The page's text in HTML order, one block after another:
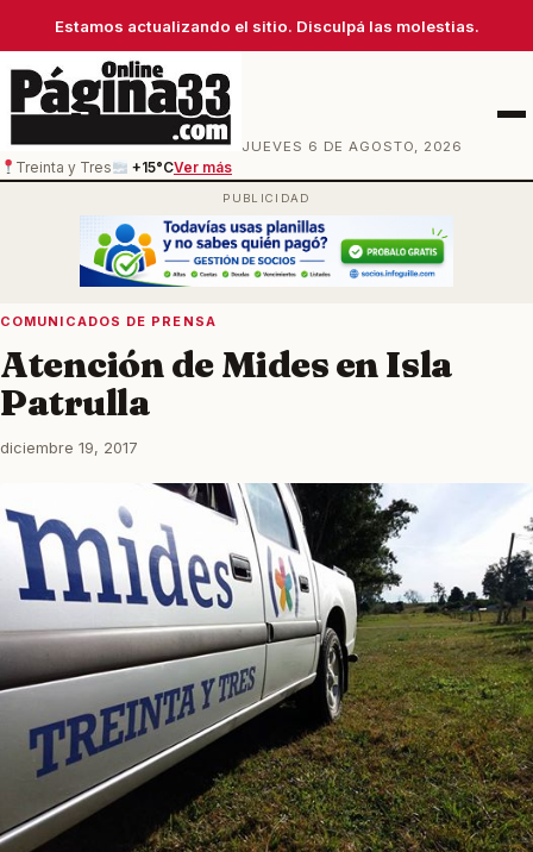
Estamos actualizando el sitio. Disculpá las molestias.
JUEVES 6 DE AGOSTO, 2026
Treinta y Tres
+15°CVer más
Menú
COMUNICADOS DE PRENSA
Atención de Mides en Isla
Patrulla
diciembre 19, 2017